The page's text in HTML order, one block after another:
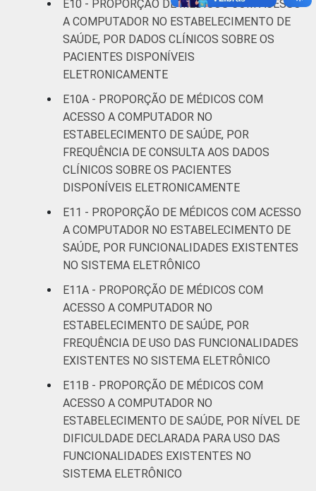
E10 - PROPORÇÃO DE MÉDICOS COM ACESSO
A COMPUTADOR NO ESTABELECIMENTO DE
SAÚDE, POR DADOS CLÍNICOS SOBRE OS
PACIENTES DISPONÍVEIS
ELETRONICAMENTE
E10A - PROPORÇÃO DE MÉDICOS COM
ACESSO A COMPUTADOR NO
ESTABELECIMENTO DE SAÚDE, POR
FREQUÊNCIA DE CONSULTA AOS DADOS
CLÍNICOS SOBRE OS PACIENTES
DISPONÍVEIS ELETRONICAMENTE
E11 - PROPORÇÃO DE MÉDICOS COM ACESSO
A COMPUTADOR NO ESTABELECIMENTO DE
SAÚDE, POR FUNCIONALIDADES EXISTENTES
NO SISTEMA ELETRÔNICO
E11A - PROPORÇÃO DE MÉDICOS COM
ACESSO A COMPUTADOR NO
ESTABELECIMENTO DE SAÚDE, POR
FREQUÊNCIA DE USO DAS FUNCIONALIDADES
EXISTENTES NO SISTEMA ELETRÔNICO
E11B - PROPORÇÃO DE MÉDICOS COM
ACESSO A COMPUTADOR NO
ESTABELECIMENTO DE SAÚDE, POR NÍVEL DE
DIFICULDADE DECLARADA PARA USO DAS
FUNCIONALIDADES EXISTENTES NO
SISTEMA ELETRÔNICO